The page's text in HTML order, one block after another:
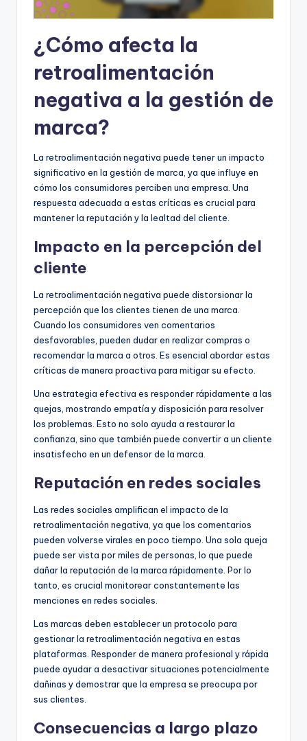
¿Cómo afecta la
retroalimentación
negativa a la gestión de
marca?
La retroalimentación negativa puede tener un impacto
significativo en la gestión de marca, ya que influye en
cómo los consumidores perciben una empresa. Una
respuesta adecuada a estas críticas es crucial para
mantener la reputación y la lealtad del cliente.
Impacto en la percepción del
cliente
La retroalimentación negativa puede distorsionar la
percepción que los clientes tienen de una marca.
Cuando los consumidores ven comentarios
desfavorables, pueden dudar en realizar compras o
recomendar la marca a otros. Es esencial abordar estas
críticas de manera proactiva para mitigar su efecto.
Una estrategia efectiva es responder rápidamente a las
quejas, mostrando empatía y disposición para resolver
los problemas. Esto no solo ayuda a restaurar la
confianza, sino que también puede convertir a un cliente
insatisfecho en un defensor de la marca.
Reputación en redes sociales
Las redes sociales amplifican el impacto de la
retroalimentación negativa, ya que los comentarios
pueden volverse virales en poco tiempo. Una sola queja
puede ser vista por miles de personas, lo que puede
dañar la reputación de la marca rápidamente. Por lo
tanto, es crucial monitorear constantemente las
menciones en redes sociales.
Las marcas deben establecer un protocolo para
gestionar la retroalimentación negativa en estas
plataformas. Responder de manera profesional y rápida
puede ayudar a desactivar situaciones potencialmente
dañinas y demostrar que la empresa se preocupa por
sus clientes.
Consecuencias a largo plazo